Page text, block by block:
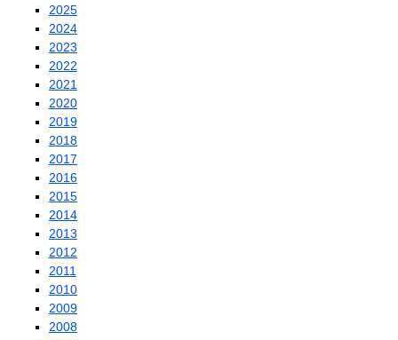
2025
2024
2023
2022
2021
2020
2019
2018
2017
2016
2015
2014
2013
2012
2011
2010
2009
2008